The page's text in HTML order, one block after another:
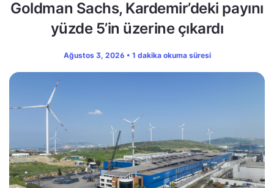
Goldman Sachs, Kardemir’deki payını
yüzde 5’in üzerine çıkardı
Ağustos 3, 2026 • 1 dakika okuma süresi